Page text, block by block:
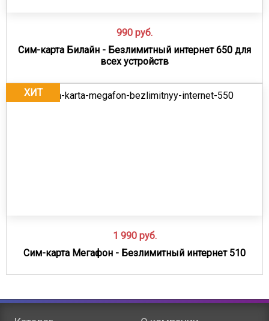
990 руб.
Сим-карта Билайн - Безлимитный интернет 650 для
всех устройств
ХИТ
1 990 руб.
Сим-карта Мегафон - Безлимитный интернет 510